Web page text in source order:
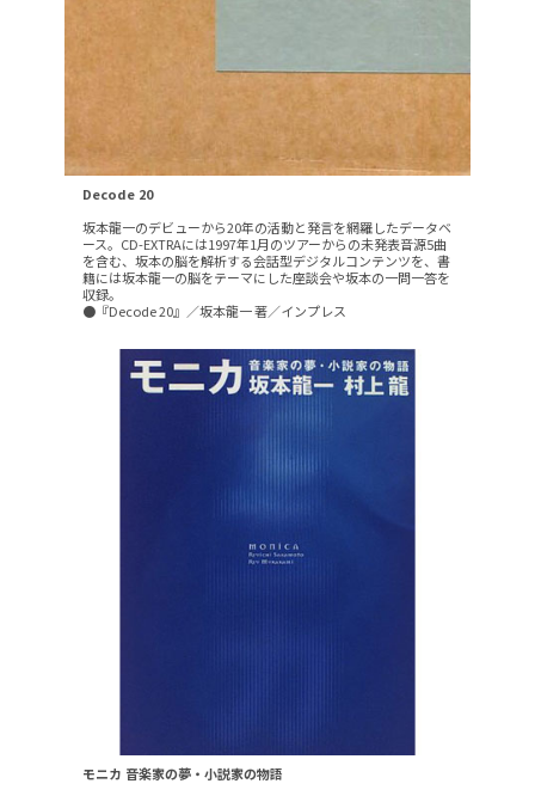
Decode 20
坂本龍一のデビューから20年の活動と発言を網羅したデータベ
ース。CD-EXTRAには1997年1月のツアーからの未発表音源5曲
を含む、坂本の脳を解析する会話型デジタルコンテンツを、書
籍には坂本龍一の脳をテーマにした座談会や坂本の一問一答を
収録。
●『Decode 20』／坂本龍一 著／インプレス
モニカ 音楽家の夢・小説家の物語